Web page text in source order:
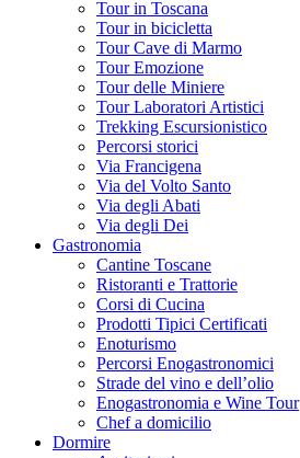
Tour in Toscana
Tour in bicicletta
Tour Cave di Marmo
Tour Emozione
Tour delle Miniere
Tour Laboratori Artistici
Trekking Escursionistico
Percorsi storici
Via Francigena
Via del Volto Santo
Via degli Abati
Via degli Dei
Gastronomia
Cantine Toscane
Ristoranti e Trattorie
Corsi di Cucina
Prodotti Tipici Certificati
Enoturismo
Percorsi Enogastronomici
Strade del vino e dell’olio
Enogastronomia e Wine Tour
Chef a domicilio
Dormire